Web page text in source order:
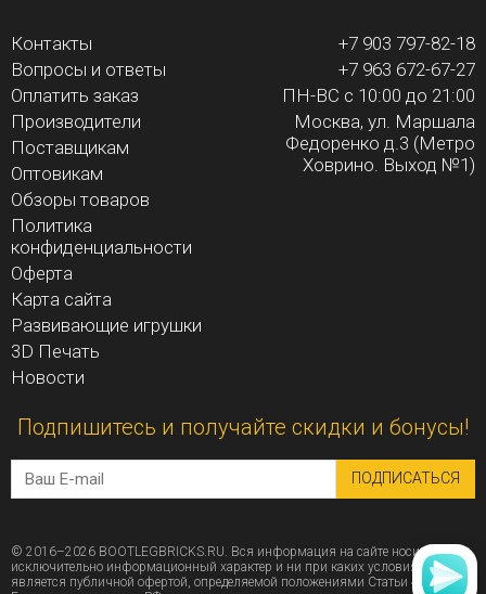
Контакты
Вопросы и ответы
Оплатить заказ
Производители
Поставщикам
Оптовикам
Обзоры товаров
Политика
конфиденциальности
Оферта
Карта сайта
Развивающие игрушки
3D Печать
Новости
+7 903 797-82-18
+7 963 672-67-27
ПН-ВС с 10:00 до 21:00
Москва, ул. Маршала
Федоренко д.3 (Метро
Ховрино. Выход №1)
Подпишитесь и получайте скидки и бонусы!
ПОДПИСАТЬСЯ
© 2016–2026 BOOTLEGBRICKS.RU. Вся информация на сайте носит
исключительно информационный характер и ни при каких условиях не
является публичной офертой, определяемой положениями Статьи 437 (2)